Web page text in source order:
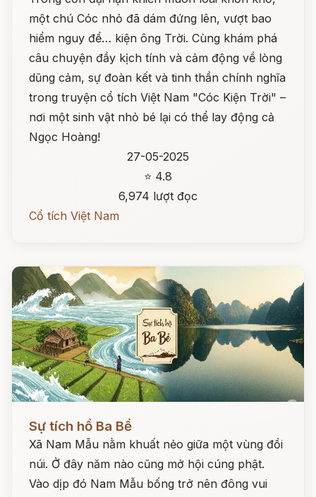
một chú Cóc nhỏ đã dám đứng lên, vượt bao
hiểm nguy để… kiện ông Trời. Cùng khám phá
câu chuyện đầy kịch tính và cảm động về lòng
dũng cảm, sự đoàn kết và tinh thần chính nghĩa
trong truyện cổ tích Việt Nam "Cóc Kiện Trời" –
nơi một sinh vật nhỏ bé lại có thể lay động cả
Ngọc Hoàng!
27-05-2025
⭐ 4.8
6,974 lượt đọc
Cổ tích Việt Nam
Sự tích hồ Ba Bể
Xã Nam Mẫu nằm khuất nẻo giữa một vùng đồi
núi. Ở đây năm nào cũng mở hội cúng phật.
Vào dịp đó Nam Mẫu bống trở nên đông vui